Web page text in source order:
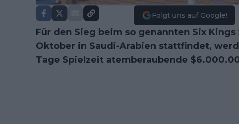
Folgt uns auf Google!
Für den Sieg beim so genannten Six Kings
Oktober in Saudi-Arabien stattfindet,
Tage Spielzeit atemberaubende